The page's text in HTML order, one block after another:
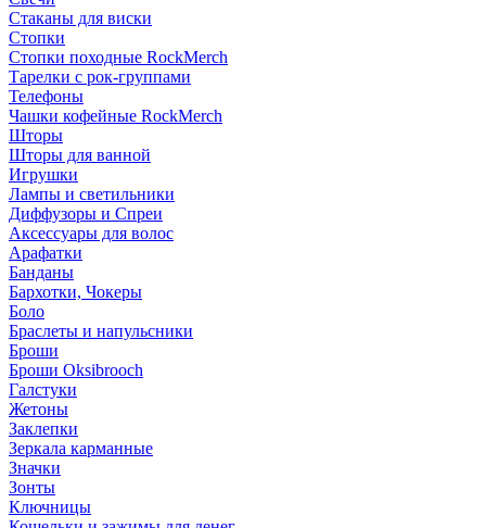
Стаканы для виски
Стопки
Стопки походные RockMerch
Тарелки с рок-группами
Телефоны
Чашки кофейные RockMerch
Шторы
Шторы для ванной
Игрушки
Лампы и светильники
Диффузоры и Спреи
Аксессуары для волос
Арафатки
Банданы
Бархотки, Чокеры
Боло
Браслеты и напульсники
Броши
Броши Oksibrooch
Галстуки
Жетоны
Заклепки
Зеркала карманные
Значки
Зонты
Ключницы